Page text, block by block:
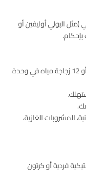
البولي أوليفين أو
تثبيت العبوات معًا (مثلاً تجميع 6 أو 12 زجاجة مياه في وحدة
المشروبات الغازية،
فردية أو كرتون